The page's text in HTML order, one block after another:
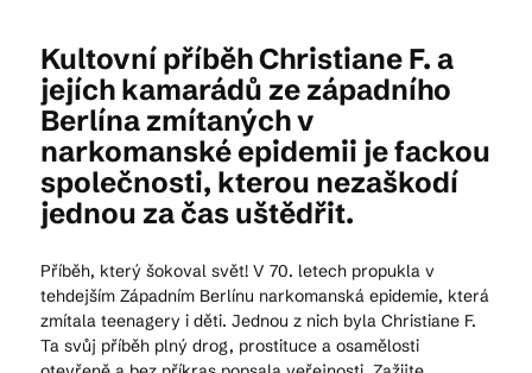
Kam vyrazit
CS EN DE
© 2026 Brána Jihlavy
Kultovní příběh Christiane F. a
jejích kamarádů ze západního
Berlína zmítaných v
narkomanské epidemii je fackou
společnosti, kterou nezaškodí
jednou za čas uštědřit.
Příběh, který šokoval svět! V 70. letech propukla v
tehdejším Západním Berlínu narkomanská epidemie, která
zmítala teenagery i děti. Jednou z nich byla Christiane F.
Ta svůj příběh plný drog, prostituce a osamělosti